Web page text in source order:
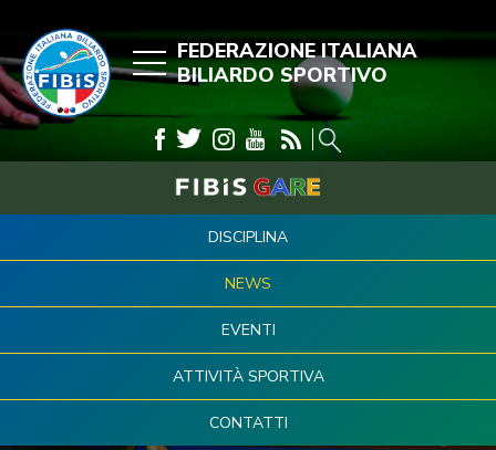
FEDERAZIONE ITALIANA
BILIARDO SPORTIVO
DISCIPLINA
NEWS
EVENTI
ATTIVITÀ SPORTIVA
CONTATTI